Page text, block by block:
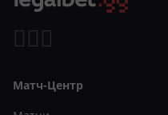
Матч-Центр